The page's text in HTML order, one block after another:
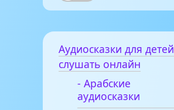
Аудиосказки для детей
слушать онлайн
- Арабские
аудиосказки